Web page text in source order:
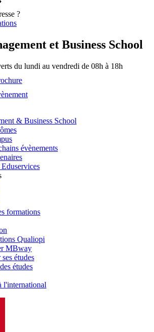
?
et Business School
du lundi au vendredi de 08h à 18h
& Business School
évènements
formations
Qualiopi
MBway
études
études
l'international